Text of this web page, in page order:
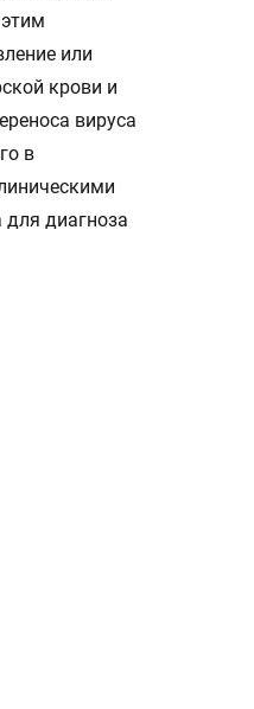
или
крови и
вируса
в
для диагноза